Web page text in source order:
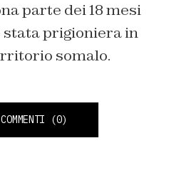
parte dei 18 mesi
stata prigioniera in
somalo.
(0)